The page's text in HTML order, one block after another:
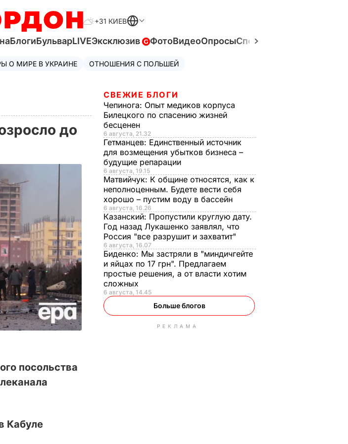
+31 КИЕВ
БлогиБульварLIVEЭксклюзив ФотоВидеоОпросыСпецпроекты
О МИРЕ В УКРАИНЕ ОТНОШЕНИЯ С ПОЛЬШЕЙ
до
посольства
Кабуле
СВЕЖИЕ БЛОГИ
Чепинога: Опыт медиков корпуса
Билецкого по спасению жизней
бесценен
6 августа, 21.32
Гетманцев: Единственный источник
для возмещения убытков бизнеса –
будущие репарации
6 августа, 19.15
Матвийчук: К общине относятся, как к
неполноценным. Будете вести себя
хорошо – пустим воду в бассейн
6 августа, 16.26
Казанский: Пропустили круглую дату.
Год назад Лукашенко заявлял, что
Россия "все разрушит и захватит"
6 августа, 16.07
Биденко: Мы застряли в "миндичгейте
и яйцах по 17 грн". Предлагаем
простые решения, а от власти хотим
сложных
6 августа, 14.45
Больше блогов
РЕКЛАМА